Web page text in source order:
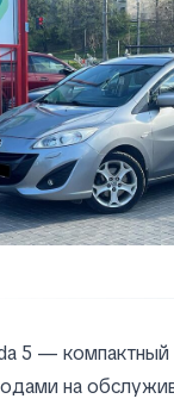
5 — компактный
на